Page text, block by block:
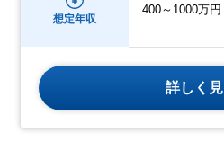
想定年収
400～1000万円
詳しく